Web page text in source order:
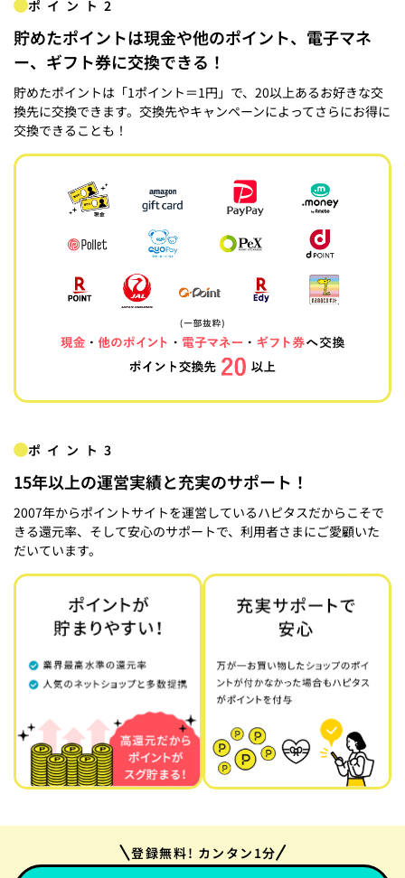
ポイント2
貯めたポイントは現金や他のポイント、電子マネ
ー、ギフト券に交換できる！
貯めたポイントは「1ポイント＝1円」で、20以上あるお好きな交
換先に交換できます。交換先やキャンペーンによってさらにお得に
交換できることも！
ポイント3
15年以上の運営実績と充実のサポート！
2007年からポイントサイトを運営しているハピタスだからこそで
きる還元率、そして安心のサポートで、利用者さまにご愛顧いた
だいています。
登録無料! カンタン1分